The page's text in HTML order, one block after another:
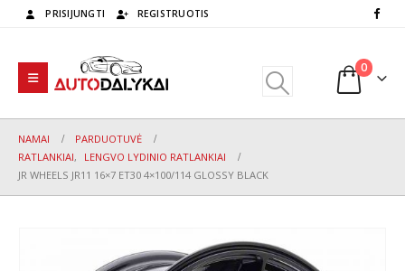
PRISIJUNGTI REGISTRUOTIS
0
NAMAI
PARDUOTUVĖ
RATLANKIAI,
LENGVO LYDINIO RATLANKIAI
JR WHEELS JR11 16×7 ET30 4×100/114 GLOSSY BLACK